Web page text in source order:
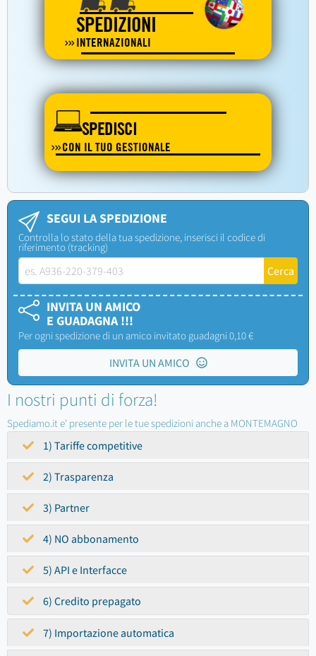
SPEDIZIONI
INTERNAZIONALI
SPEDISCI
CON IL TUO GESTIONALE
SEGUI LA SPEDIZIONE
Controlla lo stato della tua spedizione, inserisci il codice di
riferimento (tracking)
INVITA UN AMICO
E GUADAGNA !!!
Per ogni spedizione di un amico invitato guadagni 0,10 €
INVITA UN AMICO
I nostri punti di forza!
Spediamo.it e' presente per le tue spedizioni anche a MONTEMAGNO
1) Tariffe competitive
2) Trasparenza
3) Partner
4) NO abbonamento
5) API e Interfacce
6) Credito prepagato
7) Importazione automatica